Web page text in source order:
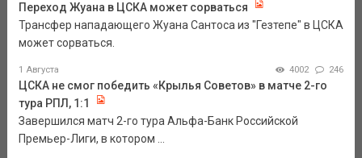
Переход Жуана в ЦСКА может сорваться
Трансфер нападающего Жуана Сантоса из "Гезтепе" в ЦСКА
может сорваться.
1 Августа 4002 246
ЦСКА не смог победить «Крылья Советов» в матче 2-го
тура РПЛ, 1:1
Завершился матч 2-го тура Альфа-Банк Российской
Премьер-Лиги, в котором ...